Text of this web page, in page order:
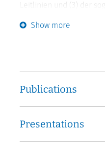
Leitlinien und (3) der
Konkret soll geprüft
operationalisiert.
Show more
Publications
Presentations